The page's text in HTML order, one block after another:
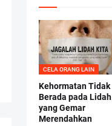
CELA ORANG LAIN
Kehormatan Tidak
Berada pada Lidah
yang Gemar
Merendahkan